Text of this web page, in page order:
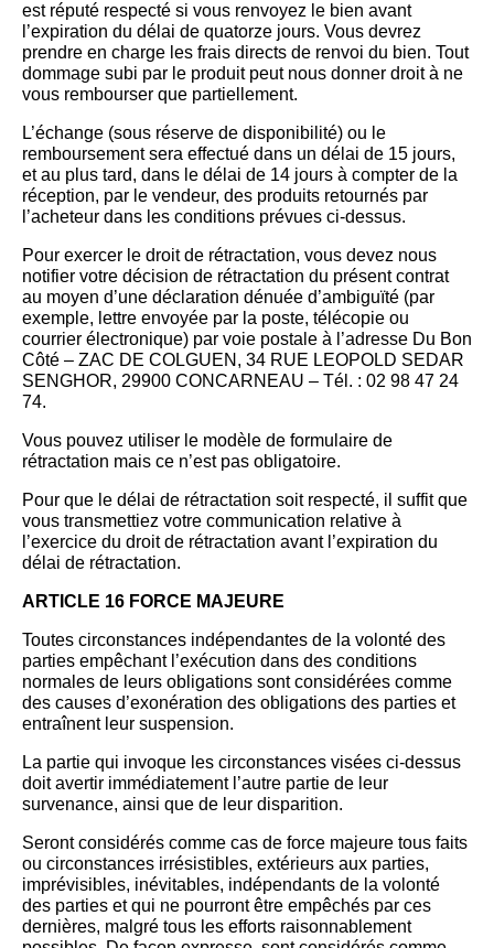
est réputé respecté si vous renvoyez le bien avant
l’expiration du délai de quatorze jours. Vous devrez
prendre en charge les frais directs de renvoi du bien. Tout
dommage subi par le produit peut nous donner droit à ne
vous rembourser que partiellement.
L’échange (sous réserve de disponibilité) ou le
remboursement sera effectué dans un délai de 15 jours,
et au plus tard, dans le délai de 14 jours à compter de la
réception, par le vendeur, des produits retournés par
l’acheteur dans les conditions prévues ci-dessus.
Pour exercer le droit de rétractation, vous devez nous
notifier votre décision de rétractation du présent contrat
au moyen d’une déclaration dénuée d’ambiguïté (par
exemple, lettre envoyée par la poste, télécopie ou
courrier électronique) par voie postale à l’adresse Du Bon
Côté – ZAC DE COLGUEN, 34 RUE LEOPOLD SEDAR
SENGHOR, 29900 CONCARNEAU – Tél. : 02 98 47 24
74.
Vous pouvez utiliser le modèle de formulaire de
rétractation mais ce n’est pas obligatoire.
Pour que le délai de rétractation soit respecté, il suffit que
vous transmettiez votre communication relative à
l’exercice du droit de rétractation avant l’expiration du
délai de rétractation.
ARTICLE 16 FORCE MAJEURE
Toutes circonstances indépendantes de la volonté des
parties empêchant l’exécution dans des conditions
normales de leurs obligations sont considérées comme
des causes d’exonération des obligations des parties et
entraînent leur suspension.
La partie qui invoque les circonstances visées ci-dessus
doit avertir immédiatement l’autre partie de leur
survenance, ainsi que de leur disparition.
Seront considérés comme cas de force majeure tous faits
ou circonstances irrésistibles, extérieurs aux parties,
imprévisibles, inévitables, indépendants de la volonté
des parties et qui ne pourront être empêchés par ces
dernières, malgré tous les efforts raisonnablement